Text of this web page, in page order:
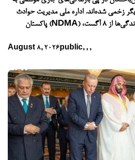
رسیده و ۴۴۸ نفر دیگر زخمی شده‌اند. اداره ملی مدیریت حوادث
پاکستان (NDMA) با پیش‌بینی آغاز موج تازه بارندگی‌ها از ۸ آگست،
August 8, 2026 public, , ,